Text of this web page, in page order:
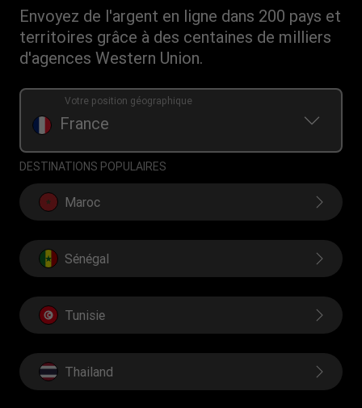
Swift/BIC
Fondation WU
Programme - Parrainer un ami
Rechargez leur forfait mobile
Conditions générales du programme de récompenses
Envoyez de l'argent en ligne dans 200 pays et
territoires grâce à des centaines de milliers
d'agences Western Union.
France
Votre position géographique
DESTINATIONS POPULAIRES
Maroc
Sénégal
Tunisie
Thailand